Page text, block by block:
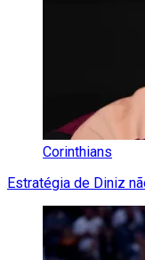
Corinthians
Estratégia de Diniz